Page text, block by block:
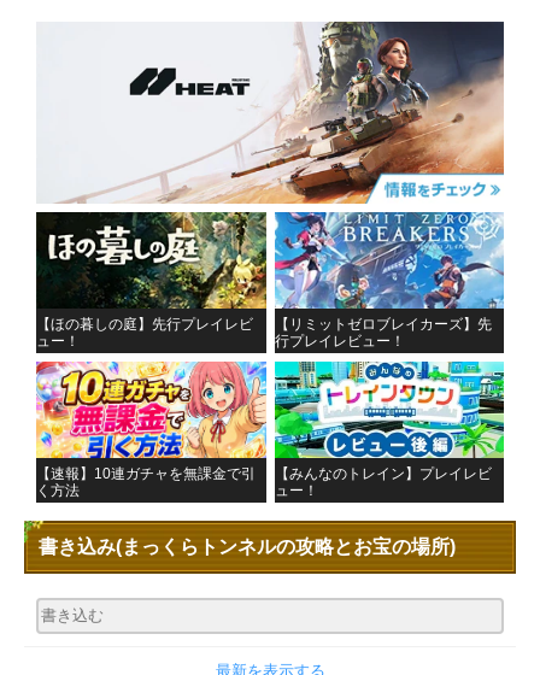
【ほの暮しの庭】先行プレイレビ
ュー！
【リミットゼロブレイカーズ】先
行プレイレビュー！
【速報】10連ガチャを無課金で引
く方法
【みんなのトレイン】プレイレビ
ュー！
書き込み(まっくらトンネルの攻略とお宝の場所)
最新を表示する